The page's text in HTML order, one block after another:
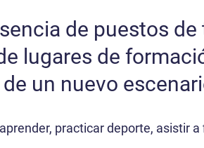
de puestos
lugares de
un nuevo
practicar deporte, asistir